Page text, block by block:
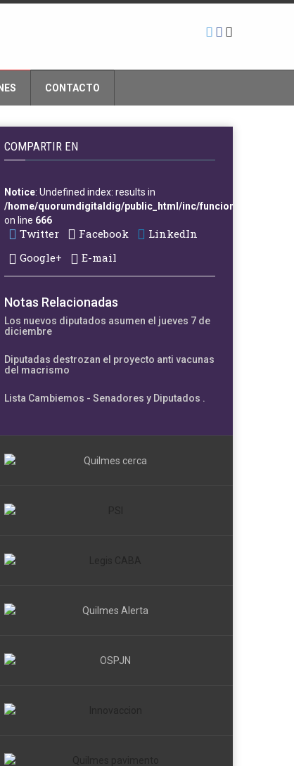
CONTACTO
COMPARTIR EN
Notice: Undefined index: results in
/home/quorumdigitaldig/public_html/inc/funciones.php
on line 666
Twitter Facebook
LinkedIn
Google+
E-mail
Notas Relacionadas
Los nuevos diputados asumen el jueves 7 de
diciembre
Diputadas destrozan el proyecto anti vacunas
del macrismo
Lista Cambiemos - Senadores y Diputados .